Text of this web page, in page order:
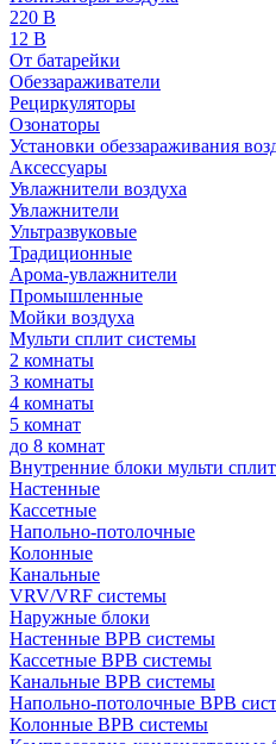
220 В
12 В
От батарейки
Обеззараживатели
Рециркуляторы
Озонаторы
Установки обеззараживания
Аксессуары
Увлажнители воздуха
Увлажнители
Ультразвуковые
Традиционные
Арома-увлажнители
Промышленные
Мойки воздуха
Мульти сплит системы
2 комнаты
3 комнаты
4 комнаты
5 комнат
до 8 комнат
Внутренние блоки мульти
Настенные
Кассетные
Напольно-потолочные
Колонные
Канальные
VRV/VRF системы
Наружные блоки
Настенные ВРВ системы
Кассетные ВРВ системы
Канальные ВРВ системы
Напольно-потолочные ВРВ
Колонные ВРВ системы